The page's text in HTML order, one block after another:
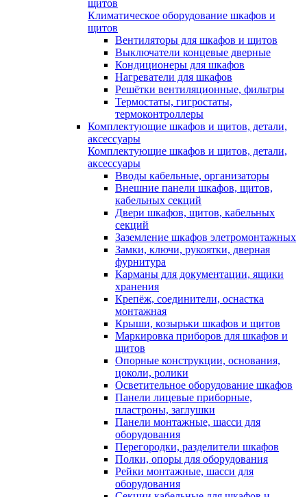
щитов
Климатическое оборудование шкафов и
щитов
Вентиляторы для шкафов и щитов
Выключатели концевые дверные
Кондиционеры для шкафов
Нагреватели для шкафов
Решётки вентиляционные, фильтры
Термостаты, гигростаты,
термоконтроллеры
Комплектующие шкафов и щитов, детали,
аксессуары
Комплектующие шкафов и щитов, детали,
аксессуары
Вводы кабельные, организаторы
Внешние панели шкафов, щитов,
кабельных секций
Двери шкафов, щитов, кабельных
секций
Заземление шкафов элетромонтажных
Замки, ключи, рукоятки, дверная
фурнитура
Карманы для документации, ящики
хранения
Крепёж, соединители, оснастка
монтажная
Крыши, козырьки шкафов и щитов
Маркировка приборов для шкафов и
щитов
Опорные конструкции, основания,
цоколи, ролики
Осветительное оборудование шкафов
Панели лицевые приборные,
пластроны, заглушки
Панели монтажные, шасси для
оборудования
Перегородки, разделители шкафов
Полки, опоры для оборудования
Рейки монтажные, шасси для
оборудования